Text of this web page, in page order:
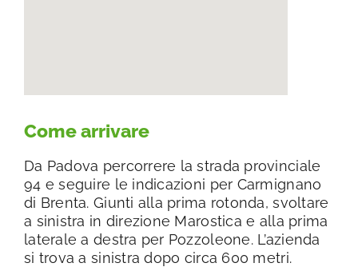
Come arrivare
Da Padova percorrere la strada provinciale
94 e seguire le indicazioni per Carmignano
di Brenta. Giunti alla prima rotonda, svoltare
a sinistra in direzione Marostica e alla prima
laterale a destra per Pozzoleone. L’azienda
si trova a sinistra dopo circa 600 metri.